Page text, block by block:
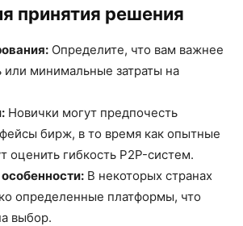
принятия решения
Определите, что вам важнее
или минимальные затраты на
Новички могут предпочесть
бирж, в то время как опытные
оценить гибкость P2P-систем.
В некоторых странах
определенные платформы, что
выбор.